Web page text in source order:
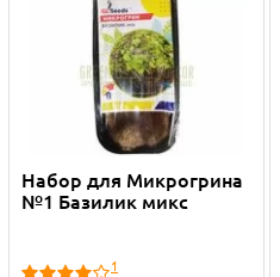
Набор для Микрогрина
№1 Базилик микс
1